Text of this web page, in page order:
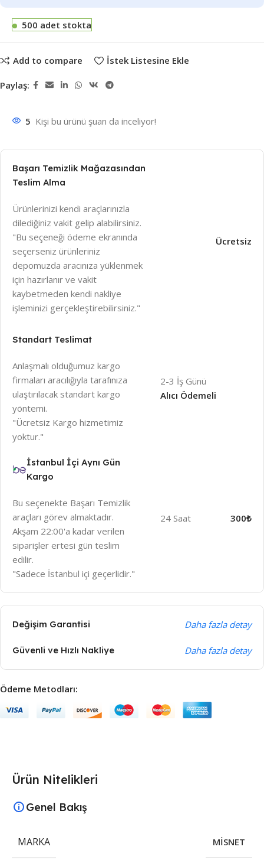
500 adet stokta
Add to compare İstek Listesine Ekle
Paylaş:
5 Kişi bu ürünü şuan da inceliyor!
Başarı Temizlik Mağazasından
Teslim Alma
Ürünlerinizi kendi araçlarınızla
dilediğiniz vakit gelip alabilirsiniz.
"Bu seçeneği ödeme ekranında
seçerseniz ürünleriniz
depomuzda aracınıza yüklenmek
için hazırlanır ve vakit
kaybetmeden kendi nakliye
işleminizi gerçekleştirebilirsiniz."
Ücretsiz
Standart Teslimat
Anlaşmalı olduğumuz kargo
firmaları aracılığıyla tarafınıza
ulaştırılacak standart kargo
yöntemi.
"Ücretsiz Kargo hizmetimiz
yoktur."
2-3 İş Günü
Alıcı Ödemeli
İstanbul İçi Aynı Gün
Kargo
Bu seçenekte Başarı Temizlik
araçları görev almaktadır.
Akşam 22:00'a kadar verilen
siparişler ertesi gün teslim
edilir.
"Sadece İstanbul içi geçerlidir."
24 Saat 300₺
Değişim Garantisi Daha fazla detay
Güvenli ve Hızlı Nakliye Daha fazla detay
Ödeme Metodları:
Ürün Nitelikleri
Genel Bakış
MARKA MİSNET